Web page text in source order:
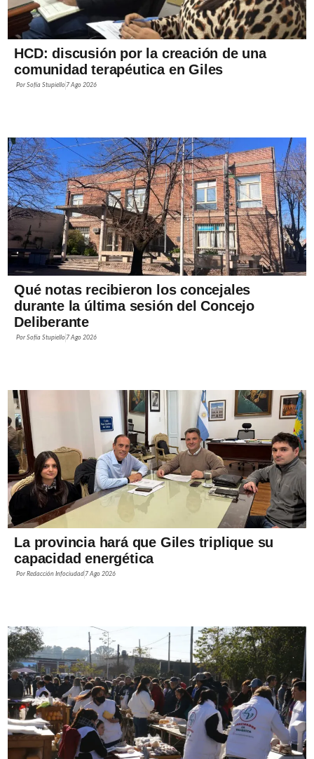
HCD: discusión por la creación de una
comunidad terapéutica en Giles
PorSofía Stupiello 7 Ago 2026
Qué notas recibieron los concejales
durante la última sesión del Concejo
Deliberante
PorSofía Stupiello 7 Ago 2026
La provincia hará que Giles triplique su
capacidad energética
PorRedacción Infociudad 7 Ago 2026